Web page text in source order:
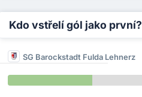
Kdo vstřelí gól jako první?
SG Barockstadt Fulda Lehnerz